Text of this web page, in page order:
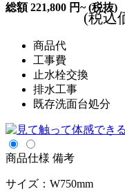
総額221,800 円~(税抜)
(税込
商品代
工事費
止水栓交換
排水工事
既存洗面台処分
商品仕様 備考
サイズ：W750mm